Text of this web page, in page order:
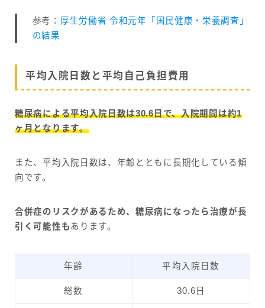
参考： 厚生労働省 令和元年「国民健康・栄養調査」
の結果
平均入院日数と平均自己負担費用
糖尿病による平均入院日数は30.6日で、入院期間は約1
ヶ月となります。
また、平均入院日数は、年齢とともに長期化している傾
向です。
合併症のリスクがあるため、糖尿病になったら治療が長
引く可能性もあります。
年齢 平均入院日数
総数 30.6日